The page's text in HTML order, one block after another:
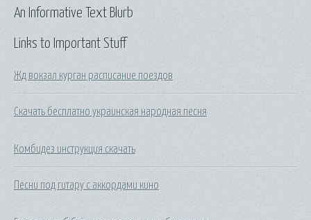
Links to Important Stuff
Жд вокзал курган расписание поездов
Скачать бесплатно украинская народная песня
Комбидез инструкция скачать
Песни под гитару с аккордами кино
An Informative Text Blurb